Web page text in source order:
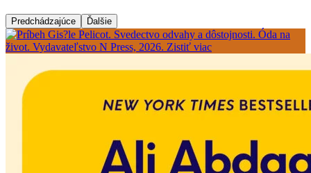
Predchádzajúce Ďalšie